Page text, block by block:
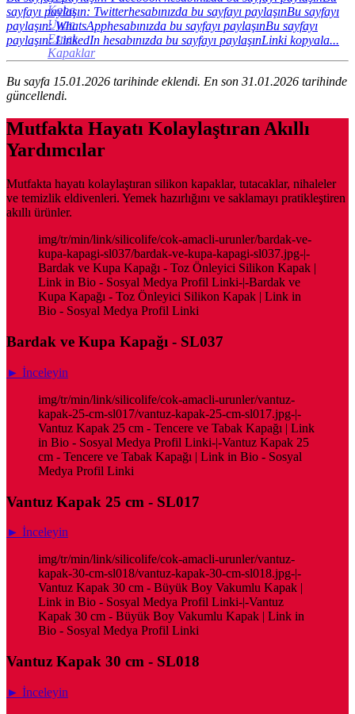
Kaba
Uyan
Esnek
Kapaklar
sayfayı paylaşın: Twitterhesabınızda bu sayfayı paylaşınBu sayfayı
paylaşın: WhatsApphesabınızda bu sayfayı paylaşınBu sayfayı
paylaşın: LinkedIn hesabınızda bu sayfayı paylaşınLinki kopyala...
Bu sayfa 15.01.2026 tarihinde eklendi. En son 31.01.2026 tarihinde
güncellendi.
Mutfakta Hayatı Kolaylaştıran Akıllı
Yardımcılar
Mutfakta hayatı kolaylaştıran silikon kapaklar, tutacaklar, nihaleler
ve temizlik eldivenleri. Yemek hazırlığını ve saklamayı pratikleştiren
akıllı ürünler.
img/tr/min/link/silicolife/cok-amacli-urunler/bardak-ve-
kupa-kapagi-sl037/bardak-ve-kupa-kapagi-sl037.jpg-|-
Bardak ve Kupa Kapağı - Toz Önleyici Silikon Kapak |
Link in Bio - Sosyal Medya Profil Linki-|-Bardak ve
Kupa Kapağı - Toz Önleyici Silikon Kapak | Link in
Bio - Sosyal Medya Profil Linki
Bardak ve Kupa Kapağı - SL037
► İnceleyin
img/tr/min/link/silicolife/cok-amacli-urunler/vantuz-
kapak-25-cm-sl017/vantuz-kapak-25-cm-sl017.jpg-|-
Vantuz Kapak 25 cm - Tencere ve Tabak Kapağı | Link
in Bio - Sosyal Medya Profil Linki-|-Vantuz Kapak 25
cm - Tencere ve Tabak Kapağı | Link in Bio - Sosyal
Medya Profil Linki
Vantuz Kapak 25 cm - SL017
► İnceleyin
img/tr/min/link/silicolife/cok-amacli-urunler/vantuz-
kapak-30-cm-sl018/vantuz-kapak-30-cm-sl018.jpg-|-
Vantuz Kapak 30 cm - Büyük Boy Vakumlu Kapak |
Link in Bio - Sosyal Medya Profil Linki-|-Vantuz
Kapak 30 cm - Büyük Boy Vakumlu Kapak | Link in
Bio - Sosyal Medya Profil Linki
Vantuz Kapak 30 cm - SL018
► İnceleyin